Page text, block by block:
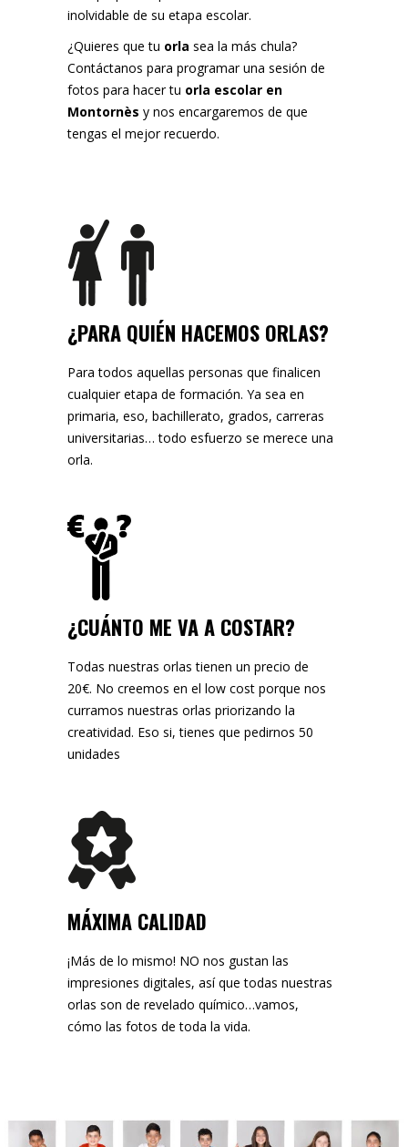
inolvidable de su etapa escolar.
¿Quieres que tu orla sea la más chula?
Contáctanos para programar una sesión de
fotos para hacer tu orla escolar en
Montornès y nos encargaremos de que
tengas el mejor recuerdo.
¿PARA QUIÉN HACEMOS ORLAS?
Para todos aquellas personas que finalicen
cualquier etapa de formación. Ya sea en
primaria, eso, bachillerato, grados, carreras
universitarias… todo esfuerzo se merece una
orla.
¿CUÁNTO ME VA A COSTAR?
Todas nuestras orlas tienen un precio de
20€. No creemos en el low cost porque nos
curramos nuestras orlas priorizando la
creatividad. Eso si, tienes que pedirnos 50
unidades
MÁXIMA CALIDAD
¡Más de lo mismo! NO nos gustan las
impresiones digitales, así que todas nuestras
orlas son de revelado químico…vamos,
cómo las fotos de toda la vida.